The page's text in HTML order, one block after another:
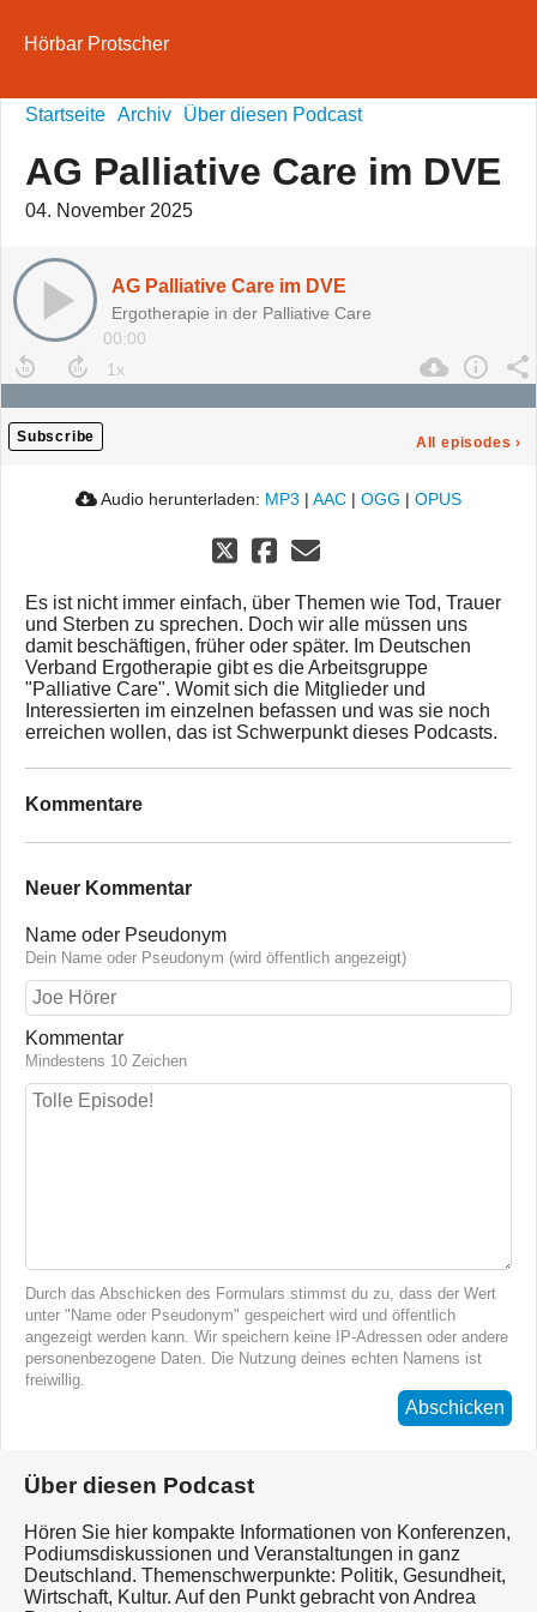
Hörbar Protscher
Startseite Archiv Über diesen Podcast
AG Palliative Care im DVE
04. November 2025
AG Palliative Care im DVE
Ergotherapie in der Palliative Care
00:00
Subscribe All episodes ›
Audio herunterladen: MP3 | AAC | OGG | OPUS
Es ist nicht immer einfach, über Themen wie Tod, Trauer
und Sterben zu sprechen. Doch wir alle müssen uns
damit beschäftigen, früher oder später. Im Deutschen
Verband Ergotherapie gibt es die Arbeitsgruppe
"Palliative Care". Womit sich die Mitglieder und
Interessierten im einzelnen befassen und was sie noch
erreichen wollen, das ist Schwerpunkt dieses Podcasts.
Kommentare
Neuer Kommentar
Name oder Pseudonym
Dein Name oder Pseudonym (wird öffentlich angezeigt)
Kommentar
Mindestens 10 Zeichen
Durch das Abschicken des Formulars stimmst du zu, dass der Wert
unter "Name oder Pseudonym" gespeichert wird und öffentlich
angezeigt werden kann. Wir speichern keine IP-Adressen oder andere
personenbezogene Daten. Die Nutzung deines echten Namens ist
freiwillig.
Abschicken
Über diesen Podcast
Hören Sie hier kompakte Informationen von Konferenzen,
Podiumsdiskussionen und Veranstaltungen in ganz
Deutschland. Themenschwerpunkte: Politik, Gesundheit,
Wirtschaft, Kultur. Auf den Punkt gebracht von Andrea